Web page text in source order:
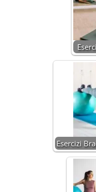
Esercizi